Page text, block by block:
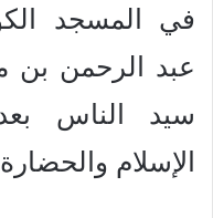
في المسجد
عبد الرحمن بن
سيد الناس بعد
الإسلام